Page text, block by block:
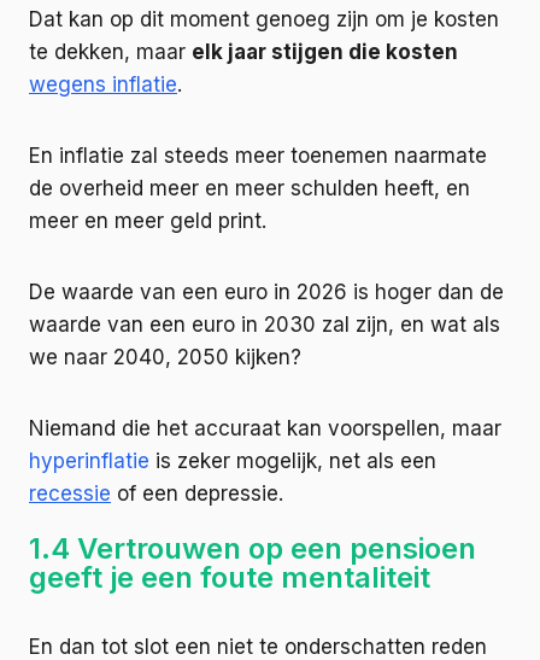
Dat kan op dit moment genoeg zijn om je kosten
te dekken, maar elk jaar stijgen die kosten
wegens inflatie.
En inflatie zal steeds meer toenemen naarmate
de overheid meer en meer schulden heeft, en
meer en meer geld print.
De waarde van een euro in 2026 is hoger dan de
waarde van een euro in 2030 zal zijn, en wat als
we naar 2040, 2050 kijken?
Niemand die het accuraat kan voorspellen, maar
hyperinflatie is zeker mogelijk, net als een
recessie of een depressie.
1.4 Vertrouwen op een pensioen
geeft je een foute mentaliteit
En dan tot slot een niet te onderschatten reden